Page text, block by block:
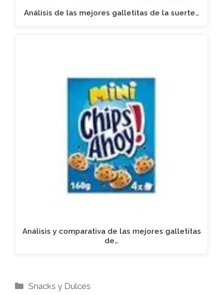
Análisis de las mejores galletitas de la suerte…
Análisis y comparativa de las mejores galletitas
de…
Categorías
Snacks y Dulces